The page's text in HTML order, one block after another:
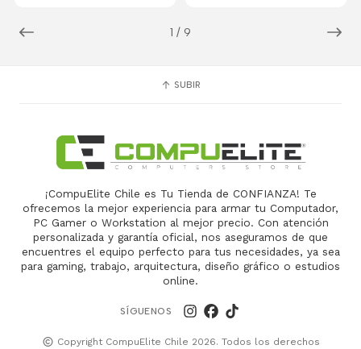
1 / 9
SUBIR
¡CompuElite Chile es Tu Tienda de CONFIANZA! Te
ofrecemos la mejor experiencia para armar tu Computador,
PC Gamer o Workstation al mejor precio. Con atención
personalizada y garantía oficial, nos aseguramos de que
encuentres el equipo perfecto para tus necesidades, ya sea
para gaming, trabajo, arquitectura, diseño gráfico o estudios
online.
SÍGUENOS
Copyright CompuElite Chile 2026. Todos los derechos